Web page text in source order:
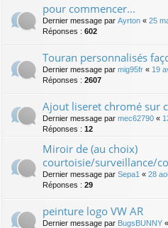
pour commencer...
Dernier message par Ayrton « 25
Réponses : 602
Touran personnalisés
Dernier message par mig95fr « 19
Réponses : 2607
Ajout liseret chromé sur
Dernier message par mec62790 «
Réponses : 12
Miroir de (au choix)
courtoisie/surveillance/
Dernier message par Sepa1 « 28
Réponses : 29
peinture logo VW AR
Dernier message par BugsBUNNY «